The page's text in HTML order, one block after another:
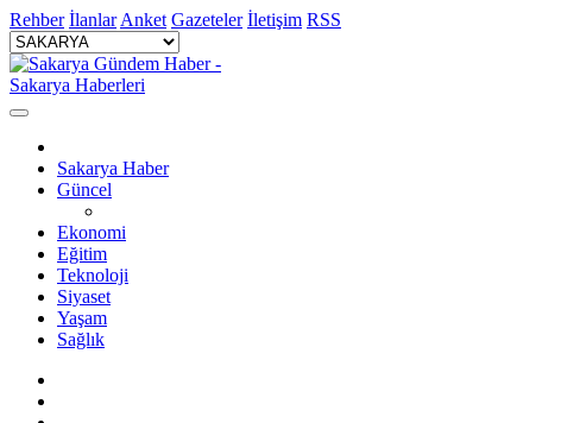
Rehber İlanlar Anket Gazeteler İletişim RSS
Sakarya Haber
Güncel
Ekonomi
Eğitim
Teknoloji
Siyaset
Yaşam
Sağlık